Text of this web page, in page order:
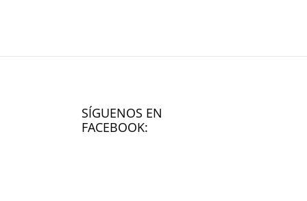
SÍGUENOS EN
FACEBOOK: